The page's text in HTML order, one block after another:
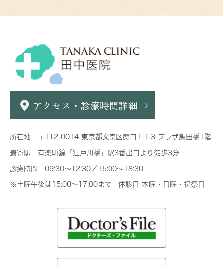
所在地 〒112-0014 東京都文京区関口1-1-3 プラザ飯田橋1階
最寄駅 有楽町線「江戸川橋」駅3番出口より徒歩3分
診療時間 09:30～12:30／15:00～18:30
※土曜午後は15:00～17:00まで 休診日 木曜・日曜・祝祭日